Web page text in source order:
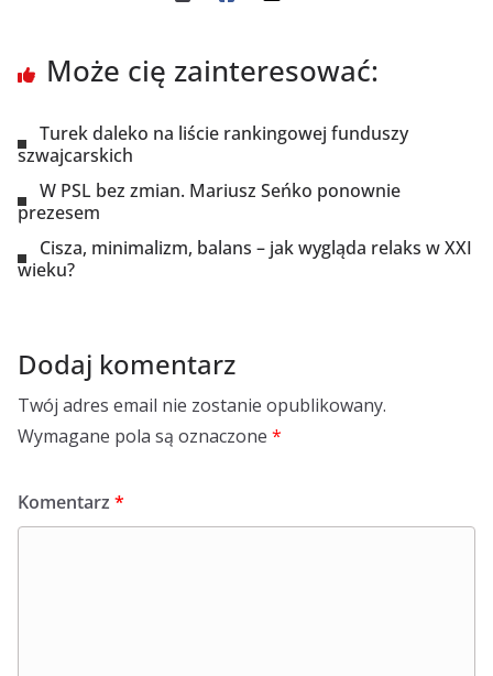
Może cię zainteresować:
Turek daleko na liście rankingowej funduszy
szwajcarskich
W PSL bez zmian. Mariusz Seńko ponownie
prezesem
Cisza, minimalizm, balans – jak wygląda relaks w XXI
wieku?
Dodaj komentarz
Twój adres email nie zostanie opublikowany.
Wymagane pola są oznaczone *
Komentarz *